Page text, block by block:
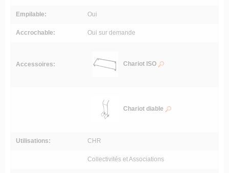
Empilable: Oui
Accrochable: Oui sur demande
Accessoires: Chariot ISO
Chariot diable
Utilisations: CHR
Collectivités et Associations